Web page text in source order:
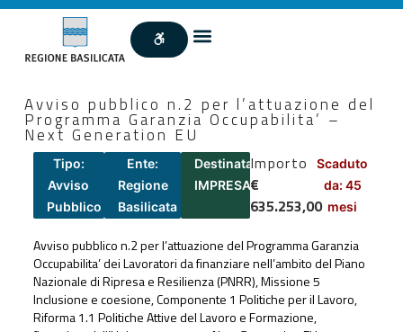
Avviso pubblico n.2 per l’attuazione del
Programma Garanzia Occupabilita’ –
Next Generation EU
Tipo:
Avviso
Pubblico
Ente:
Regione
Basilicata
Destinatari:
IMPRESA
Importo
€
635.253,00
Scaduto
da: 45
mesi
Avviso pubblico n.2 per l’attuazione del Programma Garanzia
Occupabilita’ dei Lavoratori da finanziare nell’ambito del Piano
Nazionale di Ripresa e Resilienza (PNRR), Missione 5
Inclusione e coesione, Componente 1 Politiche per il Lavoro,
Riforma 1.1 Politiche Attive del Lavoro e Formazione,